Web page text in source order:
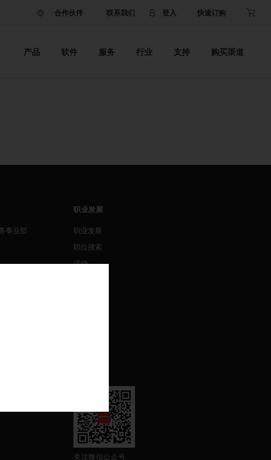
合作伙伴 联系我们 登入 快速订购
产品 软件 服务 行业 支持 购买渠道
事业部
职业发展
职业发展
职位搜索
活动
关注微信公众号